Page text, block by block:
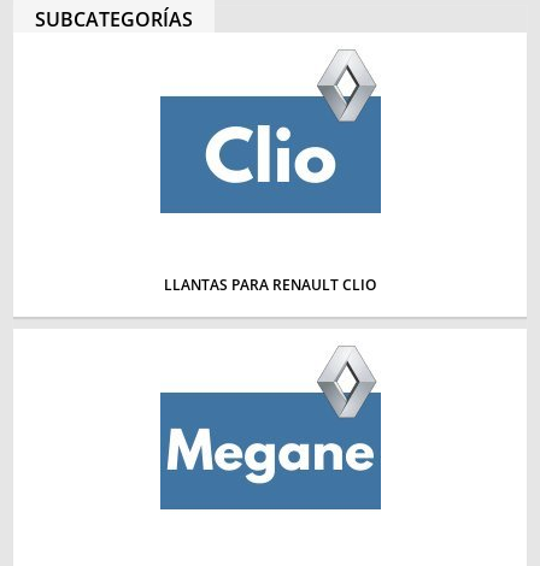
SUBCATEGORÍAS
LLANTAS PARA RENAULT CLIO